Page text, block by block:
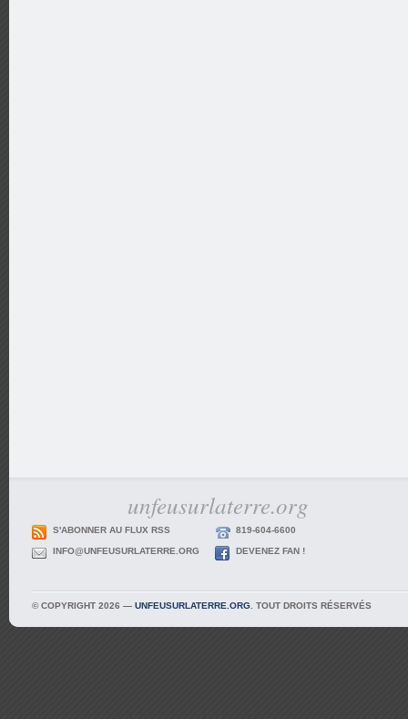
unfeusurlaterre.org
S'ABONNER AU FLUX RSS 819-604-6600
INFO@UNFEUSURLATERRE.ORG DEVENEZ FAN !
© COPYRIGHT 2026 — UNFEUSURLATERRE.ORG . TOUT DROITS RÉSERVÉS